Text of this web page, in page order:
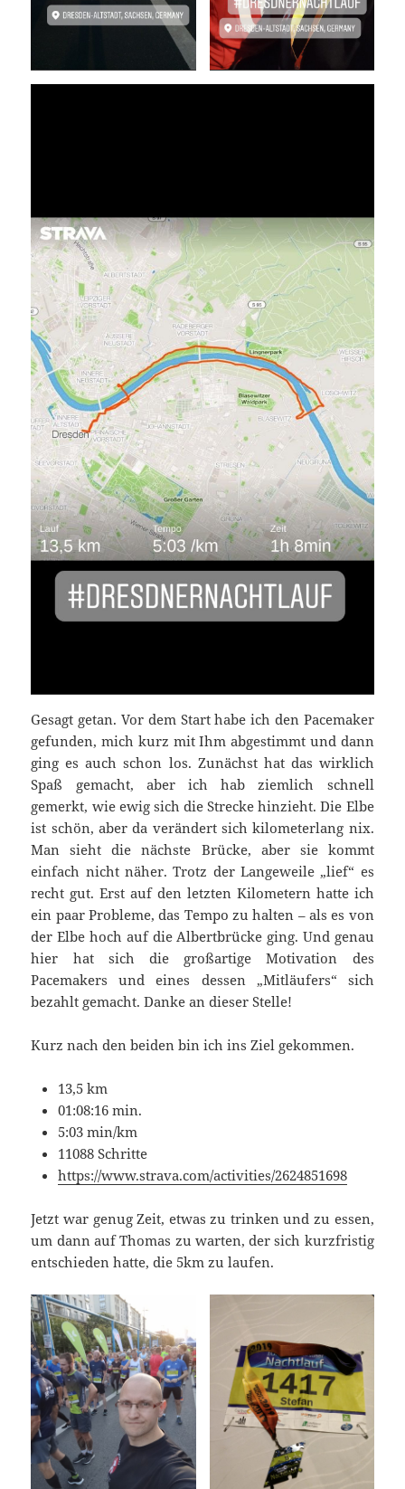
Gesagt getan. Vor dem Start habe ich den Pacemaker
gefunden, mich kurz mit Ihm abgestimmt und dann
ging es auch schon los. Zunächst hat das wirklich
Spaß gemacht, aber ich hab ziemlich schnell
gemerkt, wie ewig sich die Strecke hinzieht. Die Elbe
ist schön, aber da verändert sich kilometerlang nix.
Man sieht die nächste Brücke, aber sie kommt
einfach nicht näher. Trotz der Langeweile „lief“ es
recht gut. Erst auf den letzten Kilometern hatte ich
ein paar Probleme, das Tempo zu halten – als es von
der Elbe hoch auf die Albertbrücke ging. Und genau
hier hat sich die großartige Motivation des
Pacemakers und eines dessen „Mitläufers“ sich
bezahlt gemacht. Danke an dieser Stelle!
Kurz nach den beiden bin ich ins Ziel gekommen.
13,5 km
01:08:16 min.
5:03 min/km
11088 Schritte
https://www.strava.com/activities/2624851698
Jetzt war genug Zeit, etwas zu trinken und zu essen,
um dann auf Thomas zu warten, der sich kurzfristig
entschieden hatte, die 5km zu laufen.